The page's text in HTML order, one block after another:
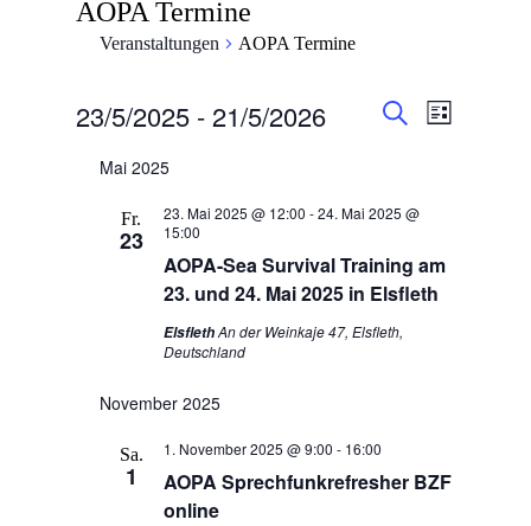
AOPA Termine
Veranstaltungen AOPA Termine
Veranstaltungen
Ansichten,
Liste
23/5/2025 - 21/5/2026
wählen.
Mai 2025
Fr.
23
AOPA-Sea Survival Training am
23. und 24. Mai 2025 in Elsfleth
23. Mai 2025 @ 12:00 -24. Mai 2025 @
15:00
ElsflethAn der Weinkaje 47, Elsfleth,
Deutschland
November 2025
Sa.
1
AOPA Sprechfunkrefresher BZF
online
1. November 2025 @ 9:00 - 16:00